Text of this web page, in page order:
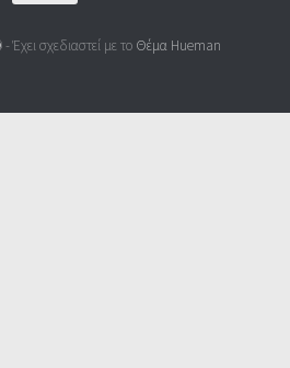
- Έχει σχεδιαστεί με το Θέμα Ηueman